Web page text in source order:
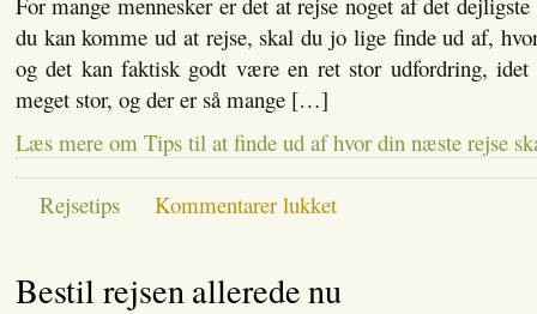
du kan komme ud at rejse, skal du jo lige finde ud af,
og det kan faktisk godt være en ret stor udfordring, idet
meget stor, og der er så mange […]
Læs mere om Tips til at finde ud af hvor din næste rejse
Rejsetips Kommentarer lukkettil
Tips
ud
Bestil rejsen allerede nu